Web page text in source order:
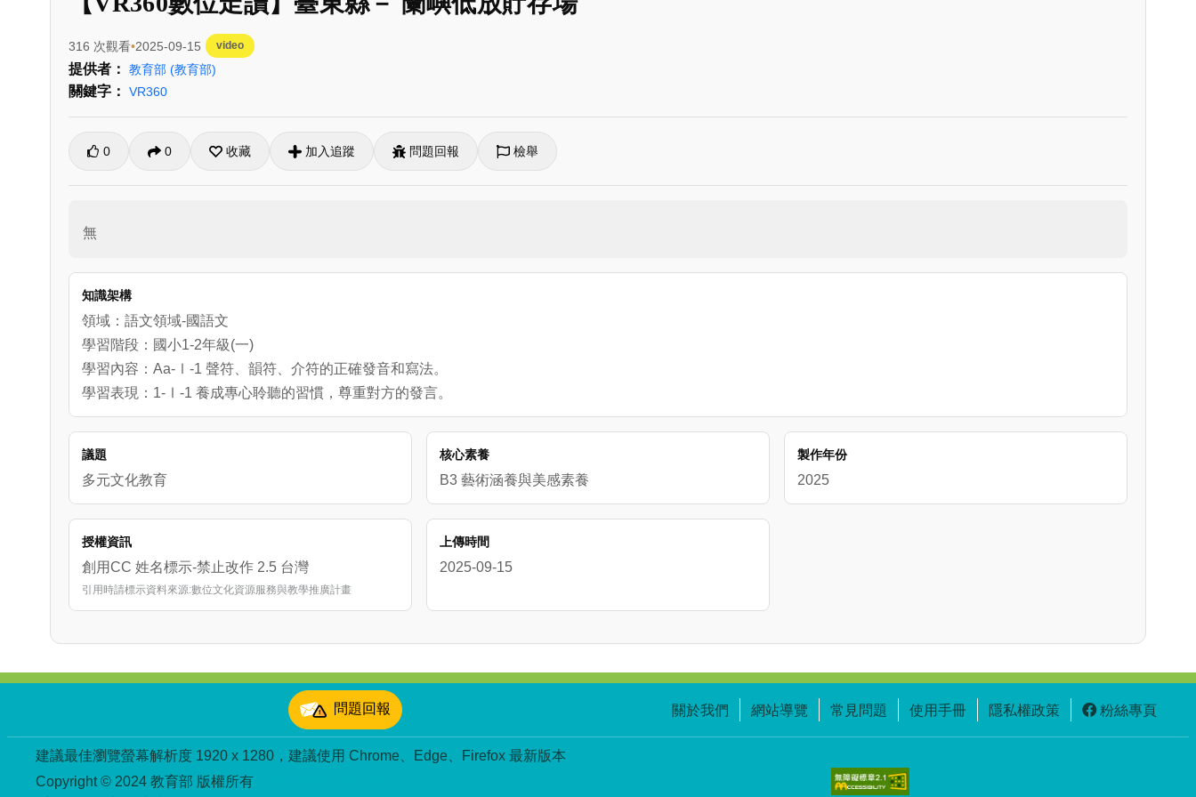
316 次觀看 2025-09-15 video
提供者： 教育部 (教育部)
關鍵字： VR360
0 0 收藏 加入追蹤 問題回報 檢舉
無
知識架構
領域：語文領域-國語文
學習階段：國小1-2年級(一)
學習內容：Aa-Ⅰ-1 聲符、韻符、介符的正確發音和寫法。
學習表現：1-Ⅰ-1 養成專心聆聽的習慣，尊重對方的發言。
議題
多元文化教育
核心素養
B3 藝術涵養與美感素養
製作年份
2025
授權資訊
創用CC 姓名標示-禁止改作 2.5 台灣
引用時請標示資料來源:數位文化資源服務與教學推廣計畫
上傳時間
2025-09-15
問題回報
關於我們 網站導覽 常見問題 使用手冊 隱私權政策 粉絲專頁
建議最佳瀏覽螢幕解析度 1920 x 1280，建議使用 Chrome、Edge、Firefox 最新版本
Copyright © 2024 教育部 版權所有